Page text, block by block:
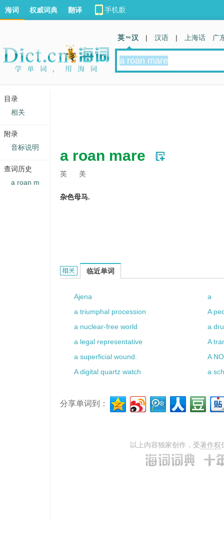
a roan mare
英 美
杂色母马.
a roan mare的相关资料：
临近单词
Ajena
a
a triumphal procession
A
a nuclear-free world
a
a legal representative
A
a superficial wound.
A
A digital quartz watch
a
分享单词到：
以上内容独家创作，受著作权
海词 权威词典 翻译
英 汉 | 汉语 | 上海话 广
目录
相关
附录
音标说明
查词历史
a roan m